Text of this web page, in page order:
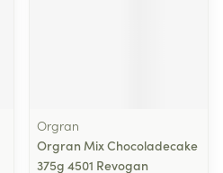
Orgran
Orgran Mix Chocoladecake
375g 4501 Revogan